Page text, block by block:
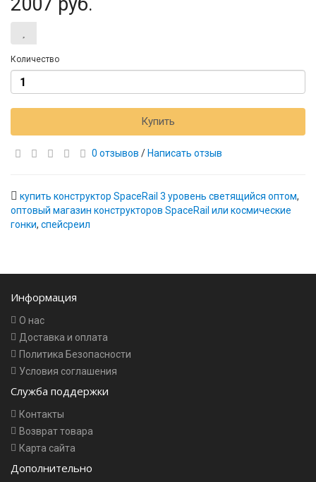
Количество
Купить
0 отзывов / Написать отзыв
купить конструктор SpaceRail 3 уровень светящийся оптом,
оптовый магазин конструкторов SpaceRail или космические
гонки, спейсреил
Информация
О нас
Доставка и оплата
Политика Безопасности
Условия соглашения
Служба поддержки
Контакты
Возврат товара
Карта сайта
Дополнительно